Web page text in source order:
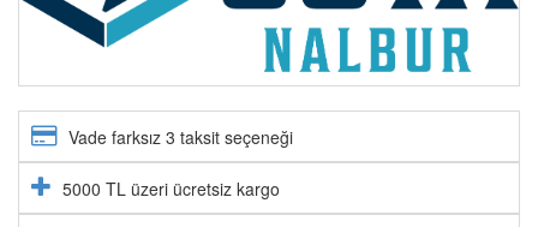
Vade farksız 3 taksit seçeneği
5000 TL üzeri ücretsiz kargo